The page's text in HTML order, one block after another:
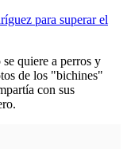
para superar el
quiere a perros y
de los "bichines"
con sus